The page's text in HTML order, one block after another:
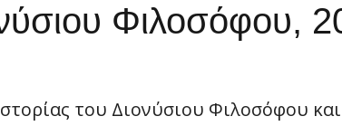
Φιλοσόφου,
του Διονύσιου Φιλοσόφου